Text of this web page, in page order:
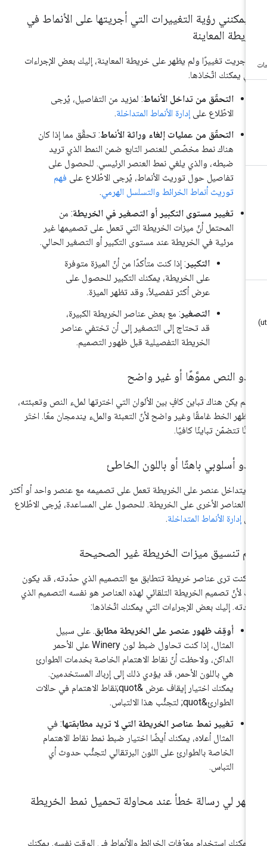
يمكنني رؤية التغييرات التي أجريتها على الأنماط في
المعاينة
أجريت تغييرًا ولم يظهر على خريطة المعاينة، إليك بعض الإجراءات
يمكنك اتّخاذها.
التحقّق من تداخل الأنماط: لمزيد من التفاصيل، يُرجى
الاطّلاع علىإدارة الأنماط المتداخلة.
التحقّق من عمليات إلغاء وراثة الأنماط: تحقَّق مما إذا كان
هناك نمط مخصّص للعنصر التابع ضمن النمط الذي تريد
ضبطه، والذي يلغي نمط العنصر الرئيسي. للحصول على
تفاصيل حول توريث الأنماط، يُرجى الاطّلاع علىفهم
توريث أنماط الخرائط والتسلسل الهرمي.
تغيير مستوى التكبير أو التصغير في الخريطة : من
المحتمل أنّ ميزات الخريطة التي تعمل على تصميمها غير
مرئية في الخريطة عند مستوى التكبير أو التصغير الحالي.
التكبير: إذا كنت متأكدًا من أنّ الميزة متوفرة
على الخريطة، يمكنك التكبير للحصول على
عرض أكثر تفصيلاً، وقد تظهر الميزة.
التصغير: مع بعض عناصر الخريطة الكبيرة،
قد تحتاج إلى التصغير إلى أن تختفي عناصر
الخريطة التفصيلية قبل ظهور التصميم.
النص مموَّهًا أو غير واضح
لم يكن هناك تباين كافٍ بين الألوان التي اخترتها لملء النص وتعبئته،
الخط غامقًا وغير واضح لأنّ التعبئة والملء يندمجان معًا. اختَر
تتضمّن تباينًا كافيًا.
أسلوبي باهتًا أو باللون الخاطئ
يتداخل عنصر على الخريطة تعمل على تصميمه مع عنصر واحد أو أكثر
العناصر الأخرى على الخريطة. للحصول على المساعدة، يُرجى الاطّلاع
إدارة الأنماط المتداخلة.
تنسيق ميزات الخريطة غير الصحيحة
كنت ترى عناصر خريطة تتطابق مع التصميم الذي حدّدته، قد يكون
لأنّ تصميم الخريطة التلقائي لهذه العناصر هو نفسه التصميم الذي
إليك بعض الإجراءات التي يمكنك اتّخاذها:
أوقِف ظهور عنصر على الخريطة مطابق. على سبيل
المثال، إذا كنت تحاول ضبط لون Winery على الأحمر
الداكن، ولاحظت أنّ نقاط الاهتمام الخاصة بخدمات الطوارئ
هي باللون الأحمر، قد يؤدي ذلك إلى إرباك المستخدمين.
يمكنك اختيار إيقاف عرض &quot;نقاط الاهتمام في حالات
الطوارئ&quot; لتجنُّب هذا الالتباس.
تغيير نمط عناصر الخريطة التي لا تريد مطابقتها: في
المثال أعلاه، يمكنك أيضًا اختيار ضبط نمط نقاط الاهتمام
الخاصة بالطوارئ على اللون البرتقالي لتجنُّب حدوث أي
التباس.
لي رسالة خطأ عند محاولة تحميل نمط الخريطة
يمكنك استخدام معرّفات الخرائط والأنماط في الوقت نفسه. يمكنك